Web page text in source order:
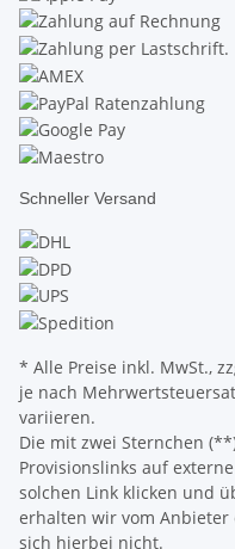
Schneller Versand
* Alle Preise inkl. MwSt.,
je nach
variieren.
Die mit zwei Sternchen
Provisionslinks auf
solchen Link klicken und
erhalten wir vom Anbieter
sich hierbei nicht.